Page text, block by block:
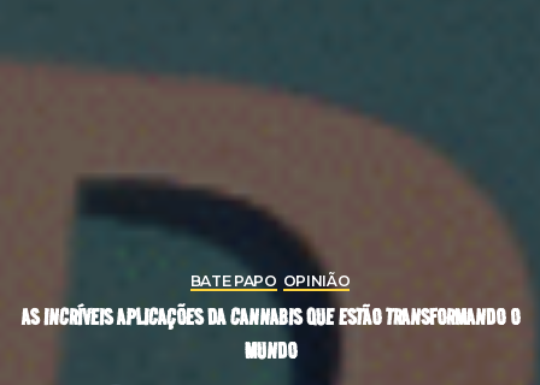
BATE PAPO OPINIÃO
AS INCRÍVEIS APLICAÇÕES DA CANNABIS QUE ESTÃO TRANSFORMANDO O
MUNDO